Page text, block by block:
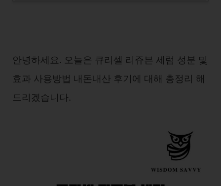
안녕하세요. 오늘은 큐리셀 리쥬븐 세럼 성분 및
효과 사용방법 내돈내산 후기에 대해 총정리 해
드리겠습니다.